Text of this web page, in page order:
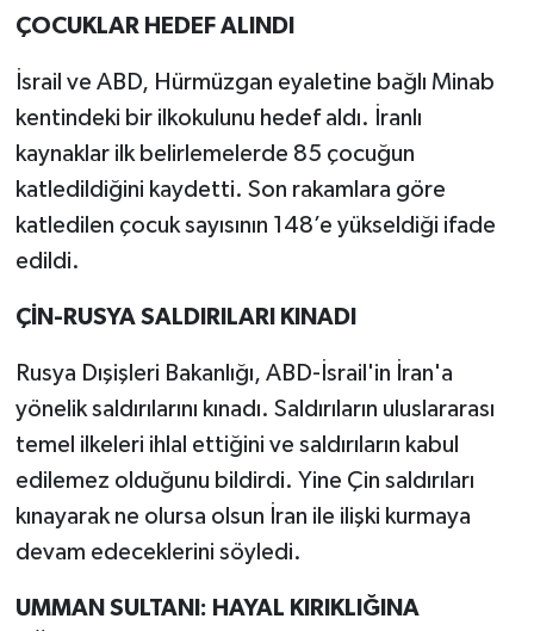
ÇOCUKLAR HEDEF ALINDI
İsrail ve ABD, Hürmüzgan eyaletine bağlı Minab
kentindeki bir ilkokulunu hedef aldı. İranlı
kaynaklar ilk belirlemelerde 85 çocuğun
katledildiğini kaydetti. Son rakamlara göre
katledilen çocuk sayısının 148’e yükseldiği ifade
edildi.
ÇİN-RUSYA SALDIRILARI KINADI
Rusya Dışişleri Bakanlığı, ABD-İsrail'in İran'a
yönelik saldırılarını kınadı. Saldırıların uluslararası
temel ilkeleri ihlal ettiğini ve saldırıların kabul
edilemez olduğunu bildirdi. Yine Çin saldırıları
kınayarak ne olursa olsun İran ile ilişki kurmaya
devam edeceklerini söyledi.
UMMAN SULTANI: HAYAL KIRIKLIĞINA